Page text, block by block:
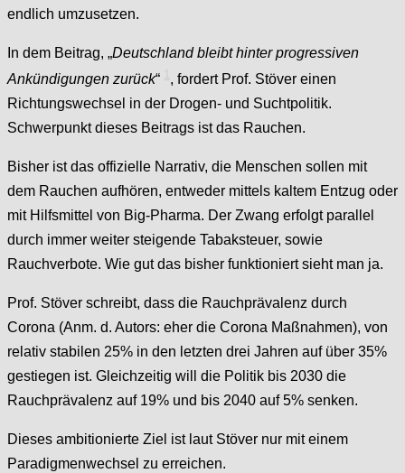
endlich umzusetzen.
In dem Beitrag, „Deutschland bleibt hinter progressiven
Ankündigungen zurück“
, fordert Prof. Stöver einen
Richtungswechsel in der Drogen- und Suchtpolitik.
Schwerpunkt dieses Beitrags ist das Rauchen.
Bisher ist das offizielle Narrativ, die Menschen sollen mit
dem Rauchen aufhören, entweder mittels kaltem Entzug oder
mit Hilfsmittel von Big-Pharma. Der Zwang erfolgt parallel
durch immer weiter steigende Tabaksteuer, sowie
Rauchverbote. Wie gut das bisher funktioniert sieht man ja.
Prof. Stöver schreibt, dass die Rauchprävalenz durch
Corona (Anm. d. Autors: eher die Corona Maßnahmen), von
relativ stabilen 25% in den letzten drei Jahren auf über 35%
gestiegen ist. Gleichzeitig will die Politik bis 2030 die
Rauchprävalenz auf 19% und bis 2040 auf 5% senken.
Dieses ambitionierte Ziel ist laut Stöver nur mit einem
Paradigmenwechsel zu erreichen.